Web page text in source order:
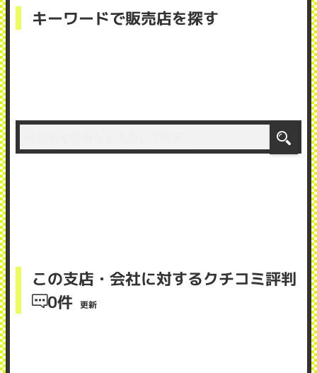
キーワードで販売店を探す
この支店・会社に対するクチコミ評判
0件 更新